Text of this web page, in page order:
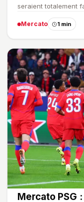
seraient totalement
Mercato 1 min
Mercato PSG